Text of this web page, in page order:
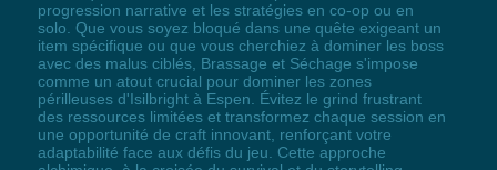
progression narrative et les stratégies en co-op ou en
solo. Que vous soyez bloqué dans une quête exigeant un
item spécifique ou que vous cherchiez à dominer les boss
avec des malus ciblés, Brassage et Séchage s'impose
comme un atout crucial pour dominer les zones
périlleuses d'Isilbright à Espen. Évitez le grind frustrant
des ressources limitées et transformez chaque session en
une opportunité de craft innovant, renforçant votre
adaptabilité face aux défis du jeu. Cette approche